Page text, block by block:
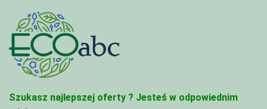
Szukasz najlepszej oferty ? Jesteś w odpowiednim